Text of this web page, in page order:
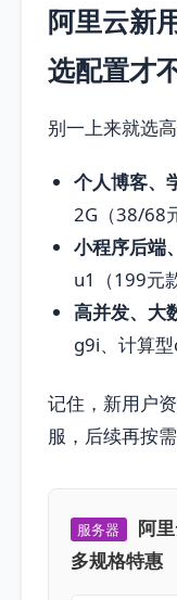
阿里云新
选配置才
别一上来就选
个人博客、
2G（38/68
小程序后端
u1（199元
高并发、大
g9i、计算型
记住，新用户
服，后续再按
服务器
阿
多规格特惠